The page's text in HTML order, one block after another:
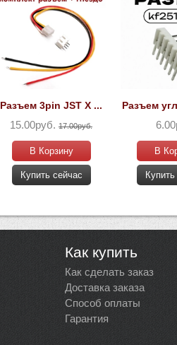
Разъем 3pin JST X ...
15.00руб. 17.00руб.
В Корзину
Купить сейчас
Разъем
В
Как купить
Как сделать заказ
Доставка заказа
Способ оплаты
Гарантия